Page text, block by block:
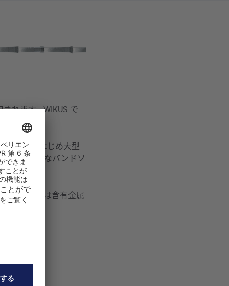
れます。WIKUS で
品製造をはじめ大型
トレートなバンドソ
材の細断は含有金属